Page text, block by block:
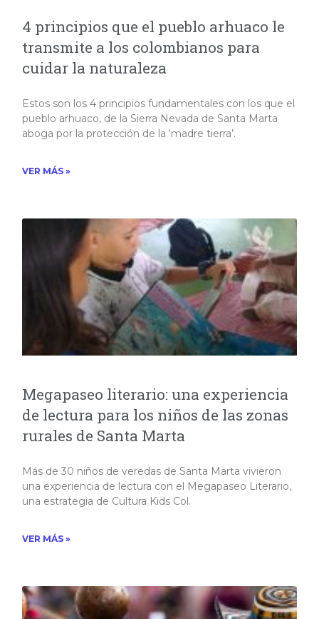
4 principios que el pueblo arhuaco le
transmite a los colombianos para
cuidar la naturaleza
Estos son los 4 principios fundamentales con los que el
pueblo arhuaco, de la Sierra Nevada de Santa Marta
aboga por la protección de la ‘madre tierra’.​
VER MÁS »
Megapaseo literario: una experiencia
de lectura para los niños de las zonas
rurales de Santa Marta
Más de 30 niños de veredas de Santa Marta vivieron
una experiencia de lectura con el Megapaseo Literario,
una estrategia de Cultura Kids Col.
VER MÁS »